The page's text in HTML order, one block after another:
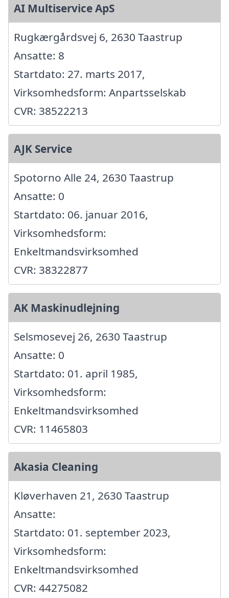
AI Multiservice ApS
Rugkærgårdsvej 6, 2630 Taastrup
Ansatte: 8
Startdato: 27. marts 2017,
Virksomhedsform: Anpartsselskab
CVR: 38522213
AJK Service
Spotorno Alle 24, 2630 Taastrup
Ansatte: 0
Startdato: 06. januar 2016,
Virksomhedsform:
Enkeltmandsvirksomhed
CVR: 38322877
AK Maskinudlejning
Selsmosevej 26, 2630 Taastrup
Ansatte: 0
Startdato: 01. april 1985,
Virksomhedsform:
Enkeltmandsvirksomhed
CVR: 11465803
Akasia Cleaning
Kløverhaven 21, 2630 Taastrup
Ansatte:
Startdato: 01. september 2023,
Virksomhedsform:
Enkeltmandsvirksomhed
CVR: 44275082